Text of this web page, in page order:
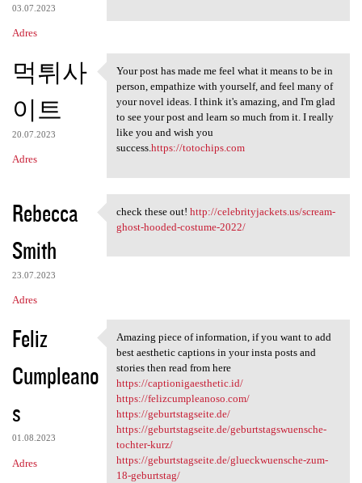
03.07.2023
Adres
먹튀사
이트
20.07.2023
Adres
Your post has made me feel
Your post has made me feel what it means to be in
person, empathize with yourself, and feel many of
your novel ideas. I think it's amazing, and I'm glad
to see your post and learn so much from it. I really
like you and wish you
success. https://totochips.com
Rebecca
Smith
23.07.2023
Adres
check these out! http:/
check these out! http://celebrityjackets.us/scream-
ghost-hooded-costume-2022/
Feliz
Cumpleano
s
01.08.2023
Adres
Amazing piece of information,
Amazing piece of information, if you want to add
best aesthetic captions in your insta posts and
stories then read from here
https://captionigaesthetic.id/
https://felizcumpleanoso.com/
https://geburtstagseite.de/
https://geburtstagseite.de/geburtstagswuensche-
tochter-kurz/
https://geburtstagseite.de/glueckwuensche-zum-
18-geburtstag/